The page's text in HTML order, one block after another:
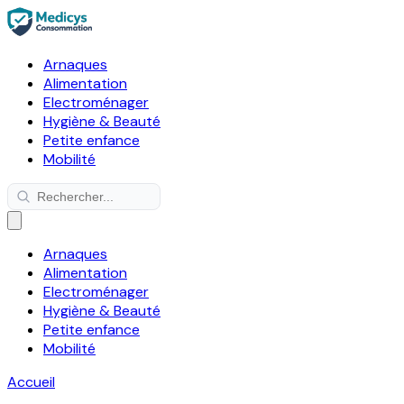
Arnaques
Alimentation
Electroménager
Hygiène & Beauté
Petite enfance
Mobilité
Arnaques
Alimentation
Electroménager
Hygiène & Beauté
Petite enfance
Mobilité
Accueil